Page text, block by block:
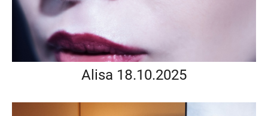
Alisa 18.10.2025